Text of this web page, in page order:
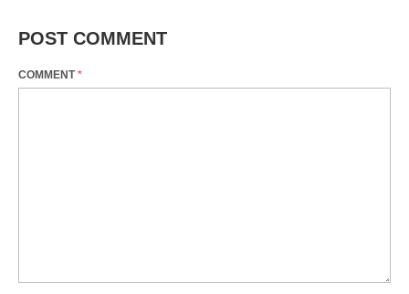
POST COMMENT
COMMENT*